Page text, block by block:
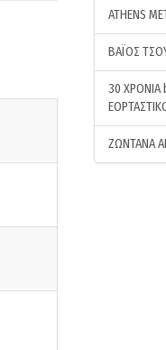
ATHENS
ΒΑΪΟΣ
30 ΧΡΟΝΙΑ
ΖΩΝΤΑΝΑ